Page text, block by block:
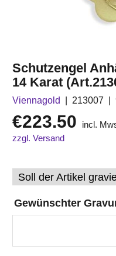
Schutzengel
14 Karat
Viennagold 213007
€223.50
incl.
zzgl. Versand
Gewünschter